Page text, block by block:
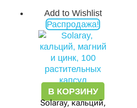
Add to Wishlist
Распродажа!
В КОРЗИНУ
Solaray, кальций,
Первоначальная
цена
составляла
2249 ₽.
Текущая
цена: